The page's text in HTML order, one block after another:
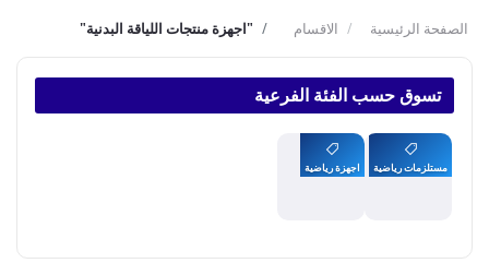
الصفحة الرئيسية الاقسام "اجهزة منتجات اللياقة البدنية"
تسوق حسب الفئة الفرعية
مستلزمات رياضية اجهزة رياضية